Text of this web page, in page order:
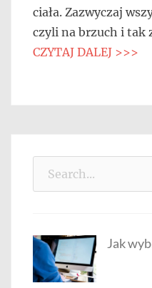
ciała. Zazwyczaj
czyli na brzuch i tak
CZYTAJ DALEJ >>>
Jak